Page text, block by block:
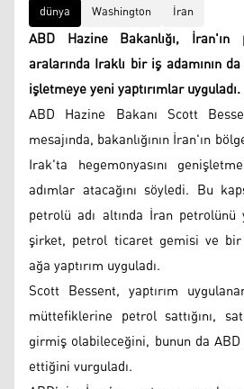
dünya Washington İran
ABD Hazine Bakanlığı,
aralarında Iraklı bir iş adamının
işletmeye yeni yaptırımlar uyguladı.
ABD Hazine Bakanı Scott
mesajında, bakanlığının İran'ın
Irak'ta hegemonyasını
adımlar atacağını söyledi. Bu
petrolü adı altında İran petrolünü
şirket, petrol ticaret gemisi ve
ağa yaptırım uyguladı.
Scott Bessent, yaptırım
müttefiklerine petrol sattığını,
girmiş olabileceğini, bunun da ABD
ettiğini vurguladı.